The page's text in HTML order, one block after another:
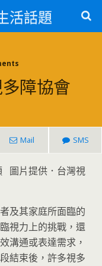
活話題
障協會
Mail SMS
圖片提供．台灣視
及其家庭所面臨的
視力上的挑戰，還
溝通或表達需求，
結束後，許多視多